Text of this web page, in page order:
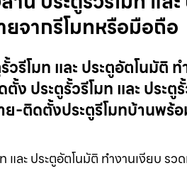
ยจากรีโมทหรือมือถือ
โมท และ ประตูอัตโนมัติ ท
ประตูรั้วรีโมท และ ประตู
-ติดตั้งประตูรีโมทบ้านพร้
และ ประตูอัตโนมัติ ทำงานเงียบ รว